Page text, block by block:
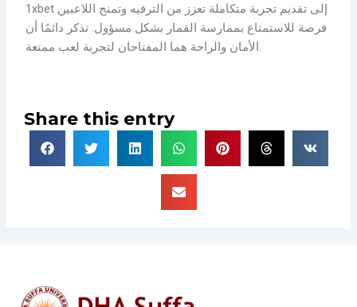
1xbet إلى تقديم تجربة متكاملة تعزز من الترفيه وتمنح اللاعبين
فرصة للاستمتاع بممارسة القمار بشكل مسؤول. تذكر دائمًا أن
الأمان والراحة هما المفتاحان لتجربة لعب ممتعة.
Share this entry